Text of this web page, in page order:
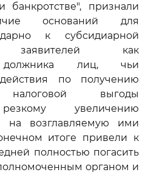
банкротстве", признали
оснований для
к субсидиарной
заявителей как
должника лиц, чьи
по получению
налоговой выгоды
увеличению
на возглавляемую ими
итоге привели к
полностью погасить
органом и